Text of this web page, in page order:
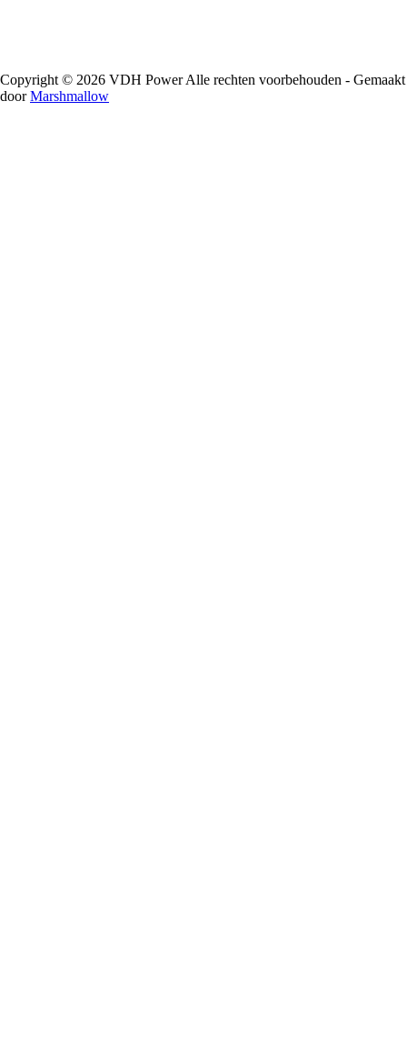
Copyright © 2026 VDH Power Alle rechten voorbehouden - Gemaakt
doorMarshmallow